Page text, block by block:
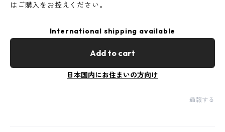
はご購入をお控えください。
International shipping available
Add to cart
日本国内にお住まいの方向け
通報する